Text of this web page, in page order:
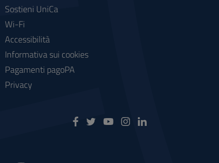
Sostieni UniCa
Wi-Fi
Accessibilità
Informativa sui cookies
Pagamenti pagoPA
Privacy